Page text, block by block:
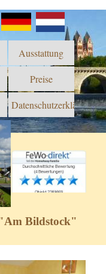
Bildstock"
Ausstattung
Preise
Datenschutzerklärung